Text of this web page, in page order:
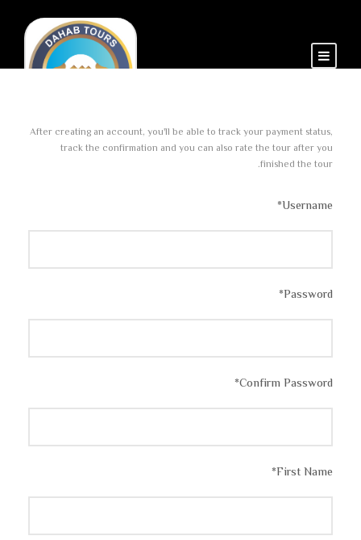
After creating an account, you'll be able to track your payment status,
track the confirmation and you can also rate the tour after you
finished the tour.
Username
*
Password
*
Confirm Password
*
First Name
*